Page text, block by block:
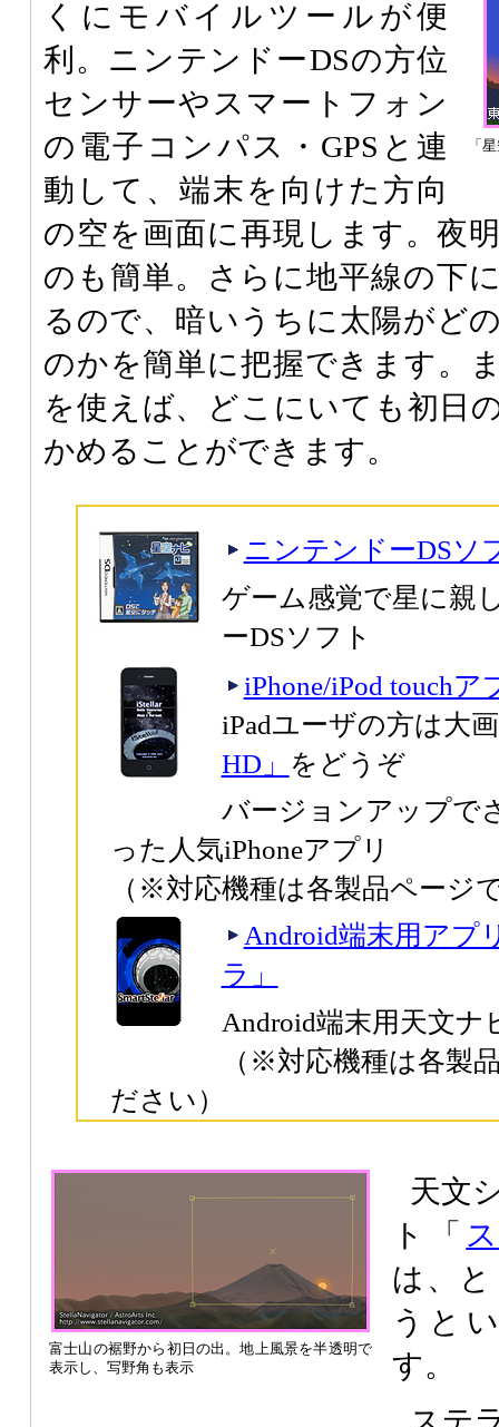
「
くにモバイルツールが便
利。ニンテンドーDSの方位
センサーやスマートフォン
の電子コンパス・GPSと連
動して、端末を向けた方向
の空を画面に再現します。夜
のも簡単。さらに地平線の下
るので、暗いうちに太陽がど
のかを簡単に把握できます。
を使えば、どこにいても初日
かめることができます。
ニンテンドーDSソ
ゲーム感覚で星に親
ーDSソフト
iPhone/iPod touch
iPadユーザの方は大
HD」
をどうぞ
バージョンアップで
った人気iPhoneアプリ
（※対応機種は各製品ページ
Android端末用アプ
ラ」
Android端末用天文
（※対応機種は各製
ださい）
富士山の裾野から初日の出。地上風景を半透明で
表示し、写野角も表示
天文
ト「
は、
うと
す。